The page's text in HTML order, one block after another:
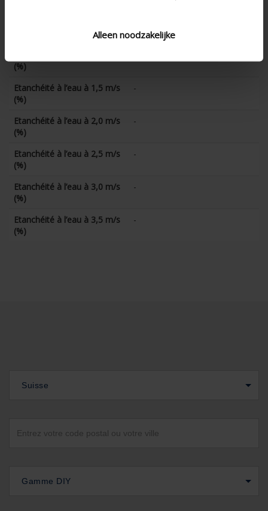
Alleen noodzakelijke
(%)
Etanchéité à l’eau à 1,5 m/s
(%)
-
Etanchéité à l’eau à 2,0 m/s
(%)
-
Etanchéité à l’eau à 2,5 m/s
(%)
-
Etanchéité à l’eau à 3,0 m/s
(%)
-
Etanchéité à l’eau à 3,5 m/s
(%)
-
Suisse
Gamme DIY